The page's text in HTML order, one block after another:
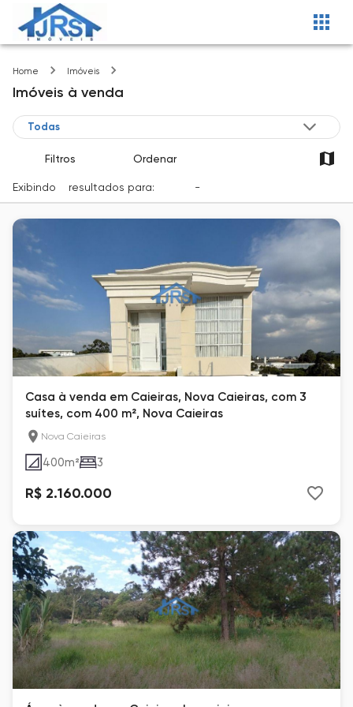
Home Imóveis
Imóveis à venda
Filtros Ordenar
Exibindo resultados para: -
Casa à venda em Caieiras, Nova Caieiras, com 3
suítes, com 400 m², Nova Caieiras
Nova Caieiras
400m² 3
R$ 2.160.000